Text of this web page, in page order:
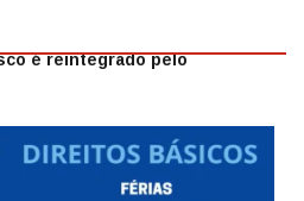
é reintegrado pelo